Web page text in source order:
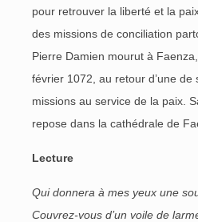
pour retrouver la liberté et la
des missions de conciliation
Pierre Damien mourut à
février 1072, au retour d’une de
missions au service de la paix.
repose dans la cathédrale de
Lecture
Qui donnera à mes yeux une
Couvrez-vous d’un voile de